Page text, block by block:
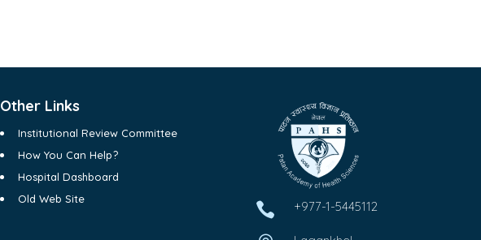
Other Links
Institutional Review Committee
How You Can Help?
Hospital Dashboard
Old Web Site
 +977-1-5445112